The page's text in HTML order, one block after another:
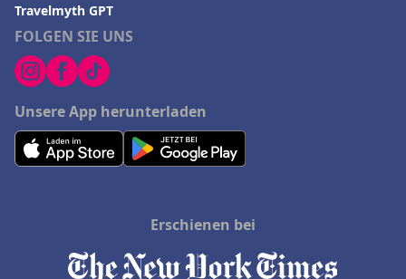
FOLGEN SIE UNS
Unsere App herunterladen
Travelmyth GPT
Erschienen bei